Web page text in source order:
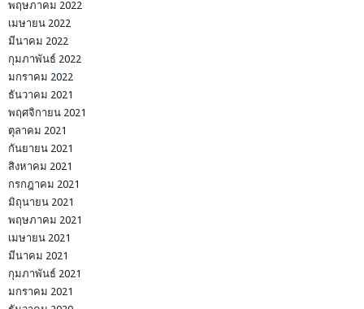
พฤษภาคม 2022
เมษายน 2022
มีนาคม 2022
กุมภาพันธ์ 2022
มกราคม 2022
ธันวาคม 2021
พฤศจิกายน 2021
ตุลาคม 2021
กันยายน 2021
สิงหาคม 2021
กรกฎาคม 2021
มิถุนายน 2021
พฤษภาคม 2021
เมษายน 2021
มีนาคม 2021
กุมภาพันธ์ 2021
มกราคม 2021